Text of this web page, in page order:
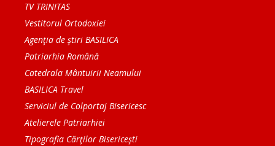
TV TRINITAS
Vestitorul Ortodoxiei
Agenţia de ştiri BASILICA
Patriarhia Română
Catedrala Mântuirii Neamului
BASILICA Travel
Serviciul de Colportaj Bisericesc
Atelierele Patriarhiei
Tipografia Cărţilor Bisericeşti